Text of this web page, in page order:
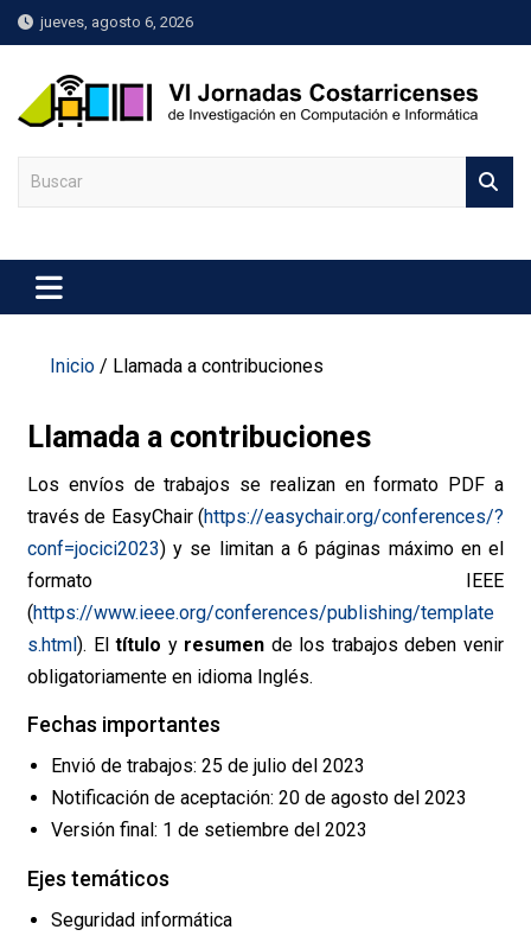
Skip
to
content
jueves, agosto 6, 2026
en Investigación en
(JoCICI)
Computación e Informática (JoCICI), se llevan a cabo desde
investigación realizada en estas áreas entre la comunidad
científica, académica y estudiantil del país
Inicio
Llamada a contribuciones
Llamada a contribuciones
Los envíos de trabajos se realizan en formato PDF a
través de EasyChair (https://easychair.org/conferences/?
conf=jocici2023) y se limitan a 6 páginas máximo en el
formato IEEE
(https://www.ieee.org/conferences/publishing/template
s.html). Eltítulo y resumen de los trabajos deben venir
obligatoriamente en idioma Inglés.
Fechas importantes
Envió de trabajos: 25 de julio del 2023
Notificación de aceptación: 20 de agosto del 2023
Versión final: 1 de setiembre del 2023
Ejes temáticos
Seguridad informática